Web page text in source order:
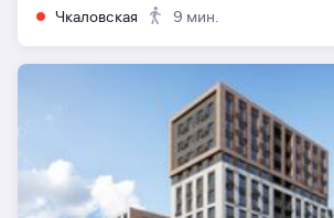
Чкаловская
9 мин.